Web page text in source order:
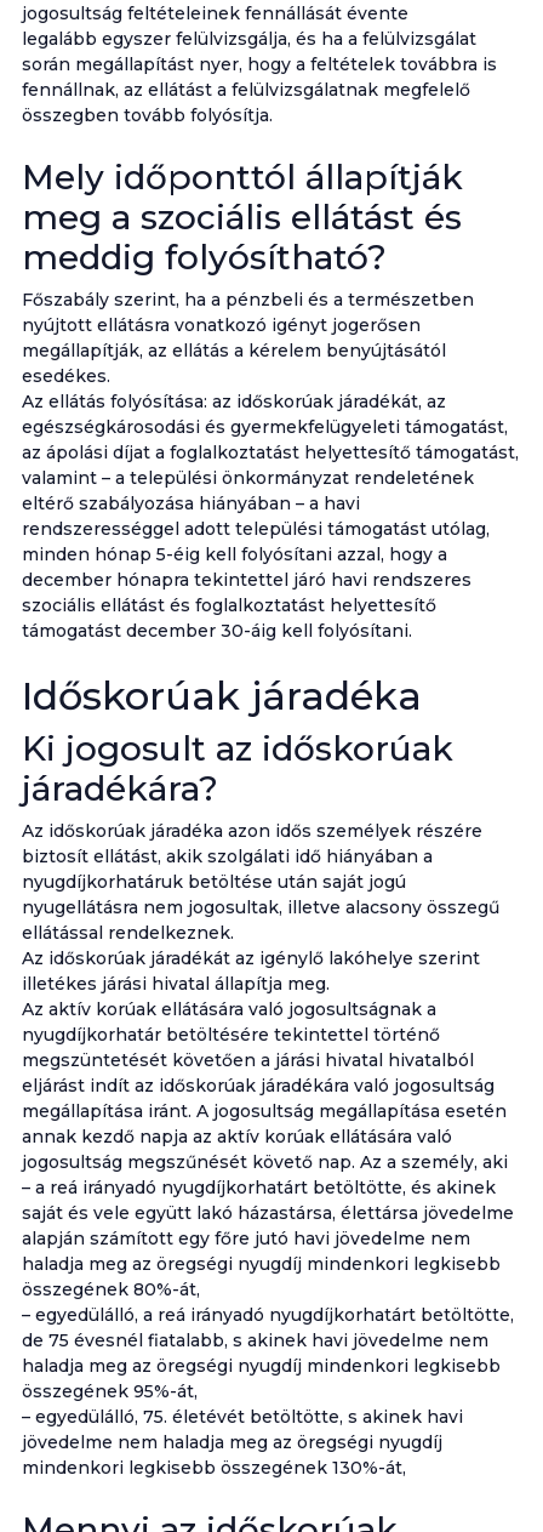
jogosultság feltételeinek fennállását évente
legalább egyszer felülvizsgálja, és ha a felülvizsgálat
során megállapítást nyer, hogy a feltételek továbbra is
fennállnak, az ellátást a felülvizsgálatnak megfelelő
összegben tovább folyósítja.
Mely időponttól állapítják
meg a szociális ellátást és
meddig folyósítható?
Főszabály szerint, ha a pénzbeli és a természetben
nyújtott ellátásra vonatkozó igényt jogerősen
megállapítják, az ellátás a kérelem benyújtásától
esedékes.
Az ellátás folyósítása: az időskorúak járadékát, az
egészségkárosodási és gyermekfelügyeleti támogatást,
az ápolási díjat a foglalkoztatást helyettesítő támogatást,
valamint – a települési önkormányzat rendeletének
eltérő szabályozása hiányában – a havi
rendszerességgel adott települési támogatást utólag,
minden hónap 5-éig kell folyósítani azzal, hogy a
december hónapra tekintettel járó havi rendszeres
szociális ellátást és foglalkoztatást helyettesítő
támogatást december 30-áig kell folyósítani.
Időskorúak járadéka
Ki jogosult az időskorúak
járadékára?
Az időskorúak járadéka azon idős személyek részére
biztosít ellátást, akik szolgálati idő hiányában a
nyugdíjkorhatáruk betöltése után saját jogú
nyugellátásra nem jogosultak, illetve alacsony összegű
ellátással rendelkeznek.
Az időskorúak járadékát az igénylő lakóhelye szerint
illetékes járási hivatal állapítja meg.
Az aktív korúak ellátására való jogosultságnak a
nyugdíjkorhatár betöltésére tekintettel történő
megszüntetését követően a járási hivatal hivatalból
eljárást indít az időskorúak járadékára való jogosultság
megállapítása iránt. A jogosultság megállapítása esetén
annak kezdő napja az aktív korúak ellátására való
jogosultság megszűnését követő nap. Az a személy, aki
– a reá irányadó nyugdíjkorhatárt betöltötte, és akinek
saját és vele együtt lakó házastársa, élettársa jövedelme
alapján számított egy főre jutó havi jövedelme nem
haladja meg az öregségi nyugdíj mindenkori legkisebb
összegének 80%-át,
– egyedülálló, a reá irányadó nyugdíjkorhatárt betöltötte,
de 75 évesnél fiatalabb, s akinek havi jövedelme nem
haladja meg az öregségi nyugdíj mindenkori legkisebb
összegének 95%-át,
– egyedülálló, 75. életévét betöltötte, s akinek havi
jövedelme nem haladja meg az öregségi nyugdíj
mindenkori legkisebb összegének 130%-át,